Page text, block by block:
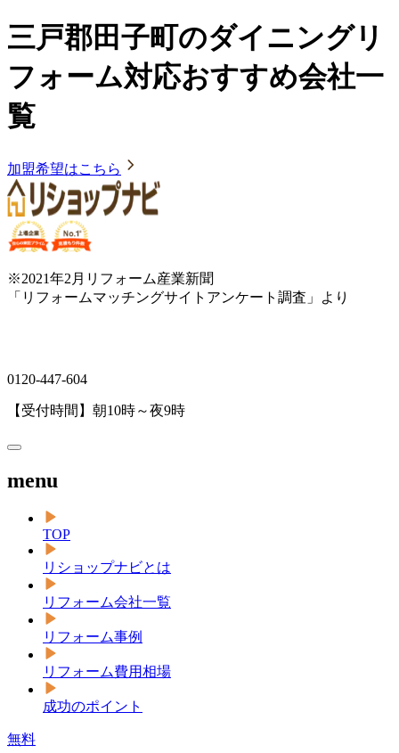
三戸郡田子町のダイニングリ
フォーム対応おすすめ会社一
覧
加盟希望はこちら
※2021年2月リフォーム産業新聞
「リフォームマッチングサイトアンケート調査」より
0120-447-604
【受付時間】朝10時～夜9時
menu
TOP
リショップナビとは
リフォーム会社一覧
リフォーム事例
リフォーム費用相場
成功のポイント
無料